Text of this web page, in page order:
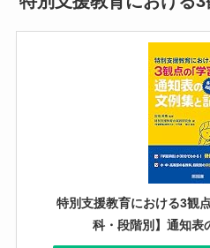
特別支援教育における3観
科・段階別】通知表